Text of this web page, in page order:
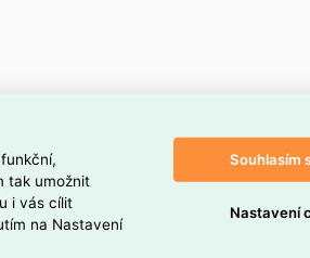
tak umožnit
i vás cílit
na Nastavení
Souhlasím
Nastavení